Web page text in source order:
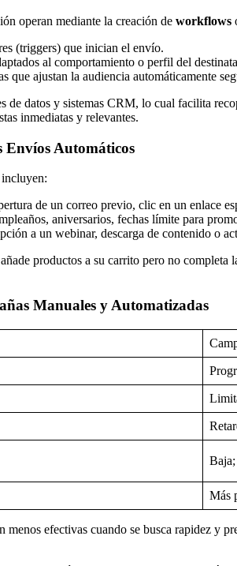
operan mediante la creación de workflows
(triggers) que inician el envío.
al comportamiento o perfil del
que ajustan la audiencia automáticamente
de datos y sistemas CRM, lo cual facilita
inmediatas y relevantes.
Envíos Automáticos
incluyen:
de un correo previo, clic en un enlace
aniversarios, fechas límite para
a un webinar, descarga de contenido o
productos a su carrito pero no
Manuales y Automatizadas
Más
menos efectivas cuando se busca rapidez y